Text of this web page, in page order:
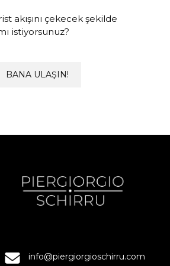
akışını çekecek şekilde
istiyorsunuz?
BANA ULAŞIN!
info@piergiorgioschirru.com